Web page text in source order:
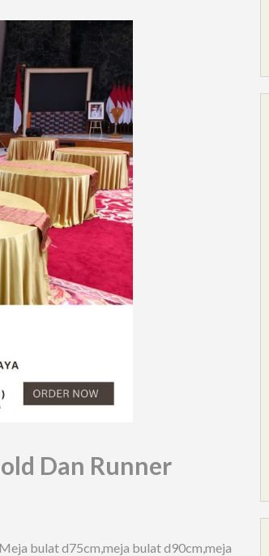
Dan Runner
bulat d75cm,meja bulat d90cm,meja